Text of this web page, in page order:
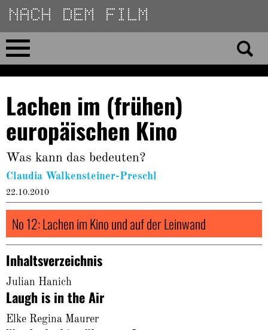
Direkt
zum
Inhalt
Home
No 23
No 01–22
Essays
Reviews
Archiv
About
Lachen im (frühen)
europäischen Kino
Was kann das bedeuten?
Claudia Walkensteiner-Preschl
22.10.2010
No 12: Lachen im Kino und auf der Leinwand
Inhaltsverzeichnis
Julian Hanich
Laugh is in the Air
Elke Regina Maurer